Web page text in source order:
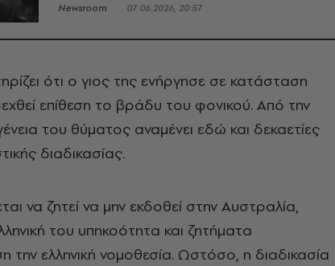
Newsroom 07.06.2026, 20:57
ότι ο γιος της ενήργησε σε κατάσταση
επίθεση το βράδυ του φονικού. Από την
του θύματος αναμένει εδώ και δεκαετίες
διαδικασίας.
να ζητεί να μην εκδοθεί στην Αυστραλία,
του υπηκοότητα και ζητήματα
ελληνική νομοθεσία. Ωστόσο, η διαδικασία